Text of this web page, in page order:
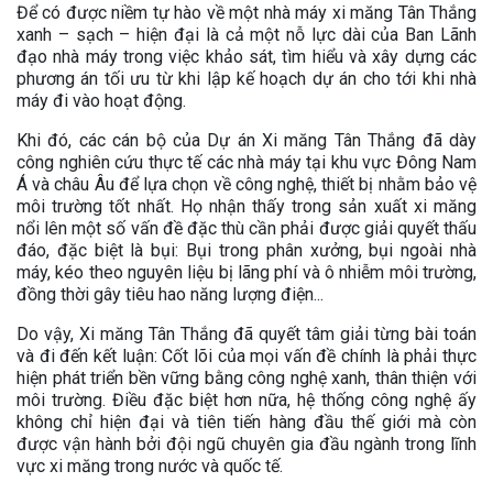
Để có được niềm tự hào về một nhà máy xi măng Tân Thắng
xanh – sạch – hiện đại là cả một nỗ lực dài của Ban Lãnh
đạo nhà máy trong việc khảo sát, tìm hiểu và xây dựng các
phương án tối ưu từ khi lập kế hoạch dự án cho tới khi nhà
máy đi vào hoạt động.
Khi đó, các cán bộ của Dự án Xi măng Tân Thắng đã dày
công nghiên cứu thực tế các nhà máy tại khu vực Đông Nam
Á và châu Âu để lựa chọn về công nghệ, thiết bị nhằm bảo vệ
môi trường tốt nhất. Họ nhận thấy trong sản xuất xi măng
nổi lên một số vấn đề đặc thù cần phải được giải quyết thấu
đáo, đặc biệt là bụi: Bụi trong phân xưởng, bụi ngoài nhà
máy, kéo theo nguyên liệu bị lãng phí và ô nhiễm môi trường,
đồng thời gây tiêu hao năng lượng điện...
Do vậy, Xi măng Tân Thắng đã quyết tâm giải từng bài toán
và đi đến kết luận: Cốt lõi của mọi vấn đề chính là phải thực
hiện phát triển bền vững bằng công nghệ xanh, thân thiện với
môi trường. Điều đặc biệt hơn nữa, hệ thống công nghệ ấy
không chỉ hiện đại và tiên tiến hàng đầu thế giới mà còn
được vận hành bởi đội ngũ chuyên gia đầu ngành trong lĩnh
vực xi măng trong nước và quốc tế.